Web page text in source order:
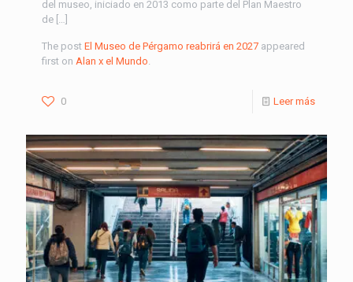
del museo, iniciado en 2013 como parte del Plan Maestro
de […]
The post El Museo de Pérgamo reabrirá en 2027 appeared
first on Alan x el Mundo
0 Leer más